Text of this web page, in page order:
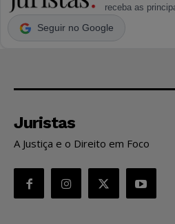
receba as
Seguir no Google
Juristas
A Justiça e o Direito em Foco